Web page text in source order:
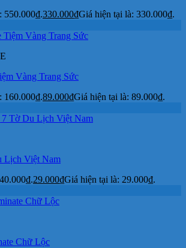
550.000₫.330.000₫Giá hiện tại là: 330.000₫.
Vàng Trang Sức
160.000₫.89.000₫Giá hiện tại là: 89.000₫.
Lịch Việt Nam
29.000₫Giá hiện tại là: 29.000₫.
Chữ Lộc